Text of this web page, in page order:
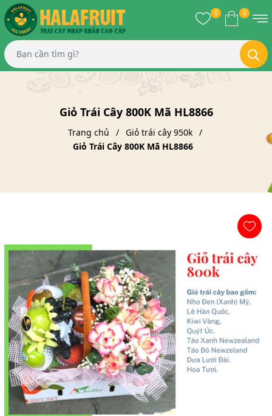
0 0
Giỏ Trái Cây 800K Mã HL8866
Trang chủ
Giỏ trái cây 950k
Giỏ Trái Cây 800K Mã HL8866